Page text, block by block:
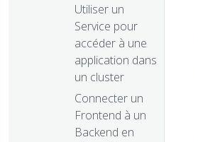
Utiliser un
Service pour
accéder à une
application dans
un cluster
Connecter un
Frontend à un
Backend en